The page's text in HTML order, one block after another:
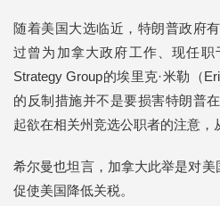
随着美国大选临近，特朗普政府
过曾为加拿大政府工作、现任职
Strategy Group的埃里克·米勒（
的反制措施并不是要损害特朗普
起欲在相关州竞选公职者的注意，
希尔曼也坦言，加拿大此举是对美
促使美国降低关税。